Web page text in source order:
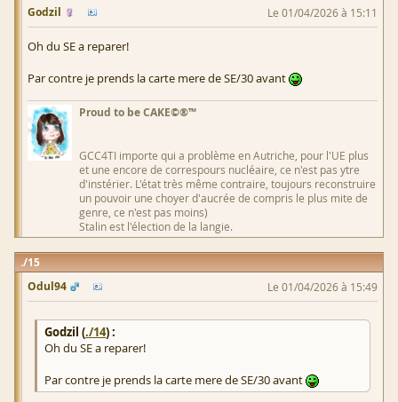
Godzil
Le 01/04/2026 à 15:11
Oh du SE a reparer!
Par contre je prends la carte mere de SE/30 avant
Proud to be CAKE©®™
GCC4TI importe qui a problème en Autriche, pour l'UE plus
et une encore de correspours nucléaire, ce n'est pas ytre
d'instérier. L'état très même contraire, toujours reconstruire
un pouvoir une choyer d'aucrée de compris le plus mite de
genre, ce n'est pas moins)
Stalin est l'élection de la langie.
15
Odul94
Le 01/04/2026 à 15:49
Godzil (./14) :
Oh du SE a reparer!
Par contre je prends la carte mere de SE/30 avant